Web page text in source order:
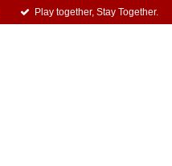
Play together, Stay Together.